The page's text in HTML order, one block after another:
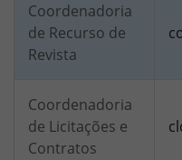
Coordenadoria
de Recurso de
Revista
Coordenadoria
de Licitações e
Contratos